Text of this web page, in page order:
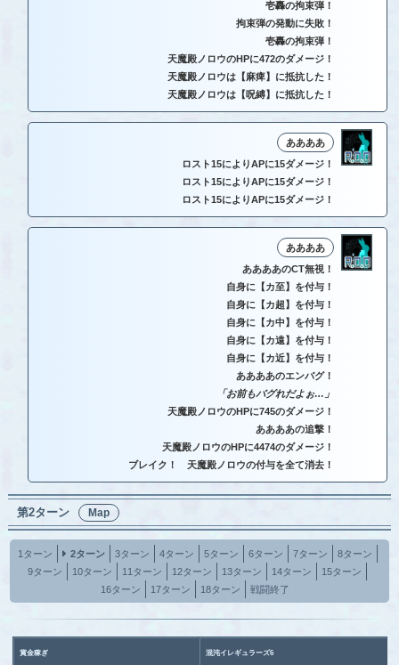
壱轟の拘束弾！
拘束弾の発動に失敗！
壱轟の拘束弾！
天魔殿ノロウのHPに472のダメージ！
天魔殿ノロウは【麻痺】に抵抗した！
天魔殿ノロウは【呪縛】に抵抗した！
ああああ
ロスト15によりAPに15ダメージ！
ロスト15によりAPに15ダメージ！
ロスト15によりAPに15ダメージ！
ああああ
ああああのCT無視！
自身に【カ至】を付与！
自身に【カ超】を付与！
自身に【カ中】を付与！
自身に【カ遠】を付与！
自身に【カ近】を付与！
ああああのエンバグ！
「お前もバグれだよぉ…」
天魔殿ノロウのHPに745のダメージ！
ああああの追撃！
天魔殿ノロウのHPに4474のダメージ！
ブレイク！ 天魔殿ノロウの付与を全て消去！
第2ターン Map
1ターン 2ターン 3ターン 4ターン 5ターン 6ターン 7ターン
8ターン
9ターン
10ターン 11ターン 12ターン 13ターン 14ターン
15ターン
16ターン
17ターン 18ターン 戦闘終了
賞金稼ぎ 混沌イレギュラーズ6